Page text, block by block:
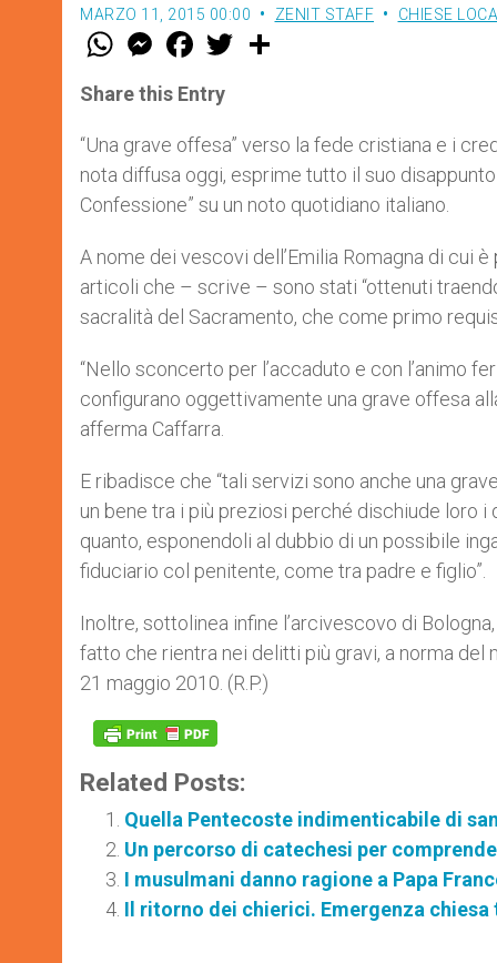
MARZO 11, 2015 00:00 ZENIT STAFF CHIESE
W
t
s
p
p
M
e
s
e
g
e
r
F
a
e
b
o
k
w
r
Share this Entry
“Una grave offesa” verso la fede cristiana e i
nota diffusa oggi, esprime tutto il suo
Confessione” su un noto quotidiano italiano.
A nome dei vescovi dell’Emilia Romagna di cui
articoli che – scrive – sono stati “ottenuti
sacralità del Sacramento, che come primo
“Nello sconcerto per l’accaduto e con l’animo
configurano oggettivamente una grave offesa
afferma Caffarra.
E ribadisce che “tali servizi sono anche una
un bene tra i più preziosi perché dischiude loro
quanto, esponendoli al dubbio di un possibile
fiduciario col penitente, come tra padre e figlio”.
Inoltre, sottolinea infine l’arcivescovo di
fatto che rientra nei delitti più gravi, a norma del
21 maggio 2010. (R.P.)
Related Posts:
Quella Pentecoste indimenticabile di
Un percorso di catechesi per
I musulmani danno ragione a Papa
Il ritorno dei chierici. Emergenza